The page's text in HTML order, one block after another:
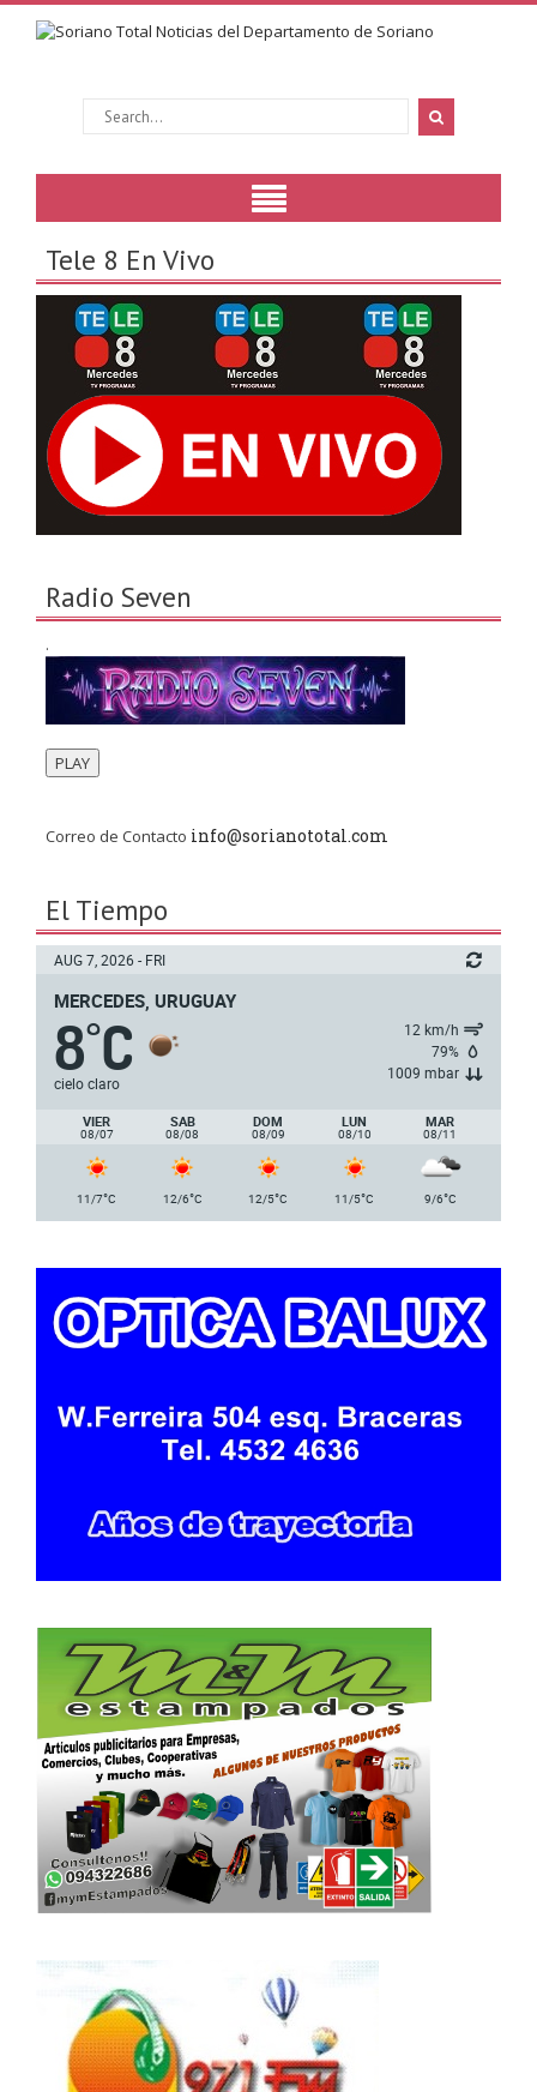
Tele 8 En Vivo
Radio Seven
.
PLAY
Correo de Contacto info@sorianototal.com
El Tiempo
AUG 7, 2026 - FRI
MERCEDES, URUGUAY
8°C
cielo claro
12 km/h
79%
1009 mbar
VIER
08/07
SAB
08/08
DOM
08/09
LUN
08/10
MAR
08/11
11/7°C 12/6°C 12/5°C 11/5°C 9/6°C